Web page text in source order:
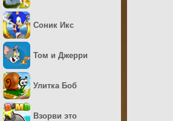
Соник Икс
Том и Джерри
Улитка Боб
Взорви это